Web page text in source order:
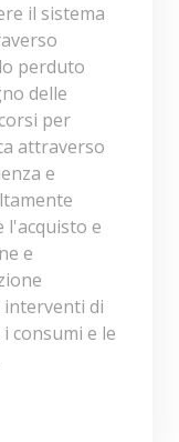
il sistema
perduto
delle
per
attraverso
e
l'acquisto e
e
interventi di
consumi e le